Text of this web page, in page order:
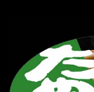
に行っても同じメニュー
近は、ステーキガストに
くて） しかし最近のファ
ア担当は2人程度しか居
ネル！！ 凄いよなぁ～